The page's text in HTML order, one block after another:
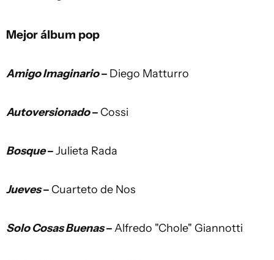
Mejor álbum pop
Amigo Imaginario– Diego Matturro
Autoversionado– Cossi
Bosque–Julieta Rada
Jueves– Cuarteto de Nos
Solo Cosas Buenas–Alfredo "Chole" Giannotti